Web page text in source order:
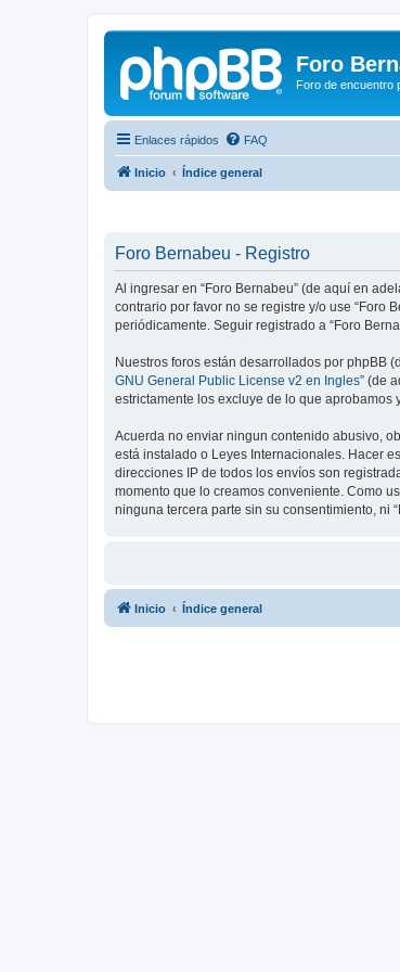
Foro
Foro de encuentro
Enlaces rápidos FAQ
Inicio Índice general
Foro Bernabeu - Registro
Al ingresar en “Foro Bernabeu” (de aquí en
contrario por favor no se registre y/o use “Foro
periódicamente. Seguir registrado a “Foro
Nuestros foros están desarrollados por phpBB
GNU General Public License v2 en Ingles” (de
estrictamente los excluye de lo que
Acuerda no enviar ningun contenido abusivo,
está instalado o Leyes Internacionales. Hacer
direcciones IP de todos los envíos son
momento que lo creamos conveniente. Como
ninguna tercera parte sin su consentimiento, ni
Inicio Índice general